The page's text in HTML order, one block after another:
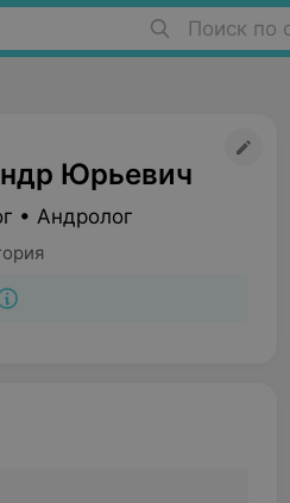
Поиск по
Юрьевич
• Андролог